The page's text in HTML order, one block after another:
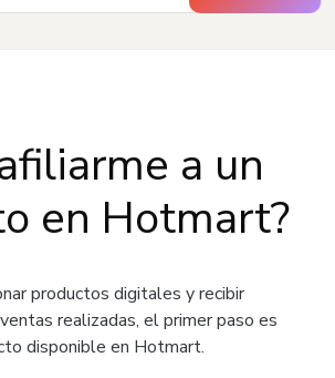
a un
en Hotmart?
productos digitales y recibir
realizadas, el primer paso es
disponible en Hotmart.